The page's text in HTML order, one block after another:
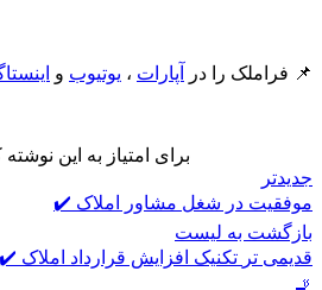
📌 فراملک را در آپارات ، یوتیوب و
برای امتیاز به این
جدیدتر
موفقیت در شغل مشاور املاک ✔️
بازگشت به لیست
قدیمی تر تکنیک افزایش قرارداد